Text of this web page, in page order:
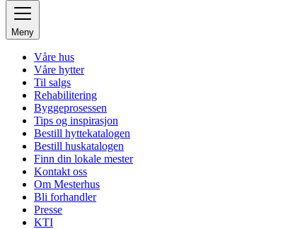
Meny
Våre hus
Våre hytter
Til salgs
Rehabilitering
Byggeprosessen
Tips og inspirasjon
Bestill hyttekatalogen
Bestill huskatalogen
Finn din lokale mester
Kontakt oss
Om Mesterhus
Bli forhandler
Presse
KTI